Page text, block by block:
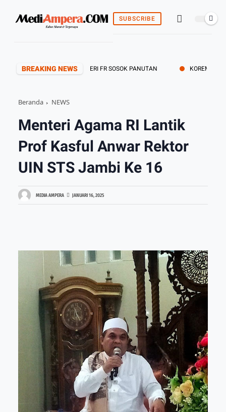
SUBSCRIBE
BREAKING NEWS
JAMBI BERDUKA ALM. HERI FR SOSOK PANUTAN KOREM 042/GAPU
Beranda NEWS
Menteri Agama RI Lantik
Prof Kasful Anwar Rektor
UIN STS Jambi Ke 16
MEDIA AMPERA JANUARI 16, 2025